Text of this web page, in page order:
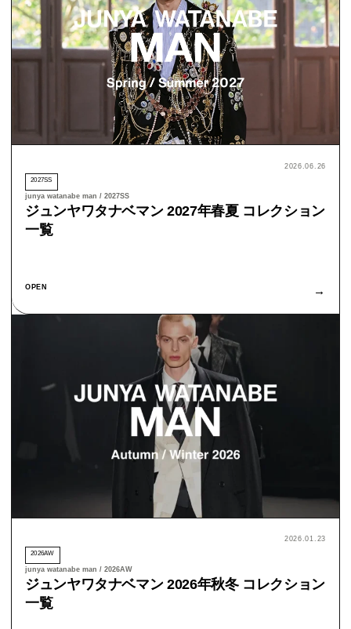
2026.06.26
2027SS
junya watanabe man / 2027SS
ジュンヤワタナベマン 2027年春夏 コレクション
一覧
OPEN →
2026.01.23
2026AW
junya watanabe man / 2026AW
ジュンヤワタナベマン 2026年秋冬 コレクション
一覧